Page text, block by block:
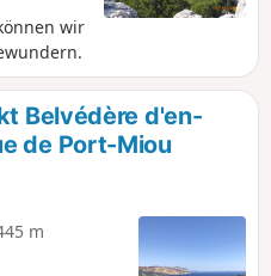
wir
Belvédère d'en-
de Port-Miou
m